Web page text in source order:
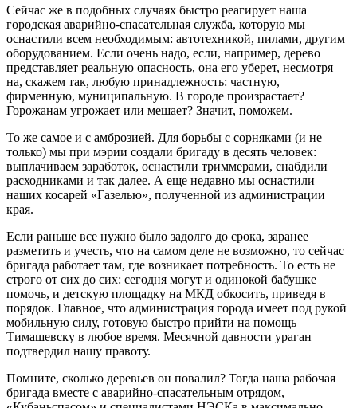
Сейчас же в подобных случаях быстро реагирует наша
городская аварийно-спасательная служба, которую мы
оснастили всем необходимым: автотехникой, пилами, другим
оборудованием. Если очень надо, если, например, дерево
представляет реальную опасность, она его уберет, несмотря
на, скажем так, любую принадлежность: частную,
фирменную, муниципальную. В городе произрастает?
Горожанам угрожает или мешает? Значит, поможем.
То же самое и с амброзией. Для борьбы с сорняками (и не
только) мы при мэрии создали бригаду в десять человек:
выплачиваем заработок, оснастили триммерами, снабдили
расходниками и так далее. А еще недавно мы оснастили
наших косарей «Газелью», полученной из администрации
края.
Если раньше все нужно было задолго до срока, заранее
разметить и учесть, что на самом деле не возможно, то сейчас
бригада работает там, где возникает потребность. То есть не
строго от сих до сих: сегодня могут и одинокой бабушке
помочь, и детскую площадку на МКД обкосить, приведя в
порядок. Главное, что администрация города имеет под рукой
мобильную силу, готовую быстро прийти на помощь
Тимашевску в любое время. Месячной давности ураган
подтвердил нашу правоту.
Помните, сколько деревьев он повалил? Тогда наша рабочая
бригада вместе с аварийно-спасательным отрядом,